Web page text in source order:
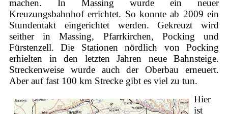
machen. In Massing wurde ein neuer
Kreuzungsbahnhof errichtet. So konnte ab 2009 ein
Stundentakt eingerichtet werden. Gekreuzt wird
seither in Massing, Pfarrkirchen, Pocking und
Fürstenzell. Die Stationen nördlich von Pocking
erhielten in den letzten Jahren neue Bahnsteige.
Streckenweise wurde auch der Oberbau erneuert.
Aber auf fast 100 km Strecke gibt es viel zu tun.
Hier
ist